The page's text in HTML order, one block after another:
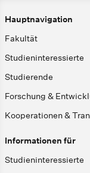
Hauptnavigation
Fakultät
Studieninteressierte
Studierende
Forschung &
Kooperationen &
Informationen für
Studieninteressierte